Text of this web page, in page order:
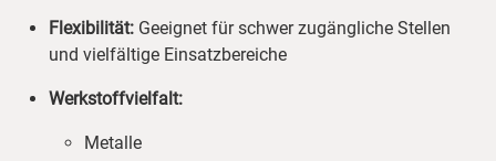
Flexibilität: Geeignet für schwer zugängliche Stellen
und vielfältige Einsatzbereiche
Werkstoffvielfalt:
Metalle